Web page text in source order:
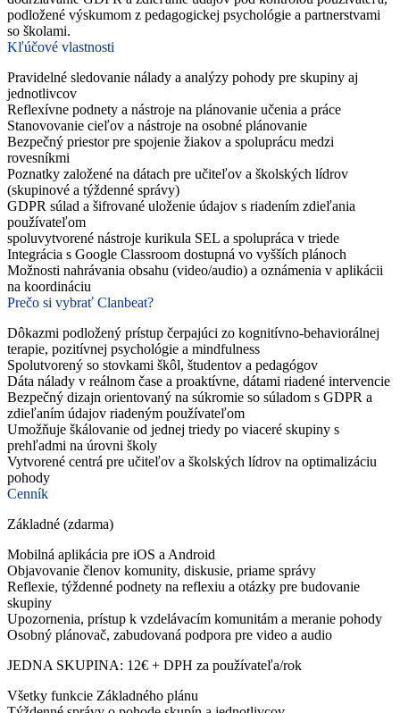
podložené výskumom z pedagogickej psychológie a partnerstvami
so školami.
Kľúčové vlastnosti
Pravidelné sledovanie nálady a analýzy pohody pre skupiny aj
jednotlivcov
Reflexívne podnety a nástroje na plánovanie učenia a práce
Stanovovanie cieľov a nástroje na osobné plánovanie
Bezpečný priestor pre spojenie žiakov a spoluprácu medzi
rovesníkmi
Poznatky založené na dátach pre učiteľov a školských lídrov
(skupinové a týždenné správy)
GDPR súlad a šifrované uloženie údajov s riadením zdieľania
používateľom
spoluvytvorené nástroje kurikula SEL a spolupráca v triede
Integrácia s Google Classroom dostupná vo vyšších plánoch
Možnosti nahrávania obsahu (video/audio) a oznámenia v aplikácii
na koordináciu
Prečo si vybrať Clanbeat?
Dôkazmi podložený prístup čerpajúci zo kognitívno-behaviorálnej
terapie, pozitívnej psychológie a mindfulness
Spolutvorený so stovkami škôl, študentov a pedagógov
Dáta nálady v reálnom čase a proaktívne, dátami riadené intervencie
Bezpečný dizajn orientovaný na súkromie so súladom s GDPR a
zdieľaním údajov riadeným používateľom
Umožňuje škálovanie od jednej triedy po viaceré skupiny s
prehľadmi na úrovni školy
Vytvorené centrá pre učiteľov a školských lídrov na optimalizáciu
pohody
Cenník
Základné (zdarma)
Mobilná aplikácia pre iOS a Android
Objavovanie členov komunity, diskusie, priame správy
Reflexie, týždenné podnety na reflexiu a otázky pre budovanie
skupiny
Upozornenia, prístup k vzdelávacím komunitám a meranie pohody
Osobný plánovač, zabudovaná podpora pre video a audio
JEDNA SKUPINA: 12€ + DPH za používateľa/rok
Všetky funkcie Základného plánu